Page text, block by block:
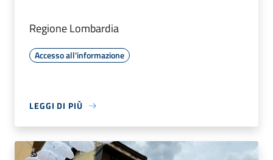
Regione Lombardia
Accesso all'informazione
LEGGI DI PIÙ